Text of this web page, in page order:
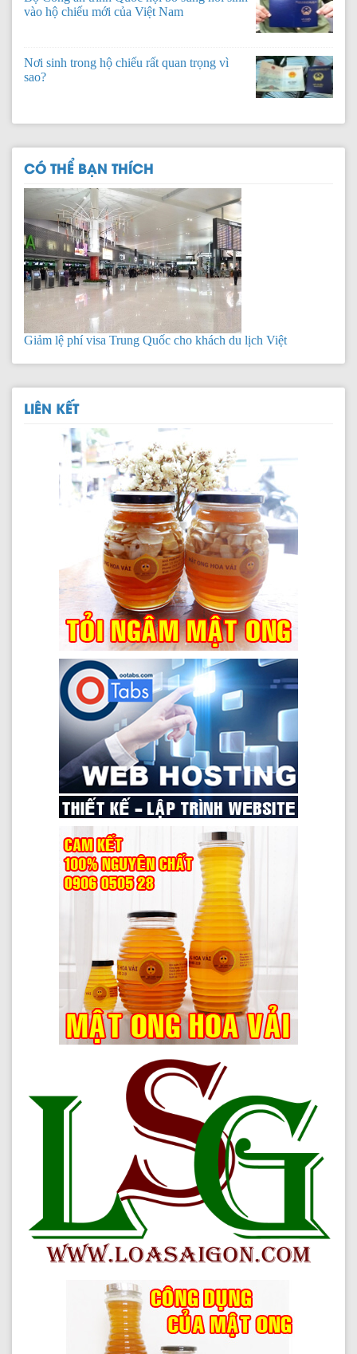
vào hộ chiếu mới của Việt Nam
Nơi sinh trong hộ chiếu rất quan trọng vì
sao?
CÓ THỂ BẠN THÍCH
Lý do khiến du khách dễ bị từ chối nhập cảnh
Giảm lệ phí visa Trung Quốc cho khách du lịch Việt
Đài Loan cấp lại visa Quan Hồng cho khách Việt
Bộ Công an trình Quốc hội bổ sung nơi sinh vào hộ chiếu
mới của Việt Nam
Nơi sinh trong hộ chiếu rất quan trọng vì sao?
Lý do khiến du khách dễ bị từ chối nhập cảnh
Giảm lệ phí visa Trung Quốc cho khách du lịch Việt
LIÊN KẾT